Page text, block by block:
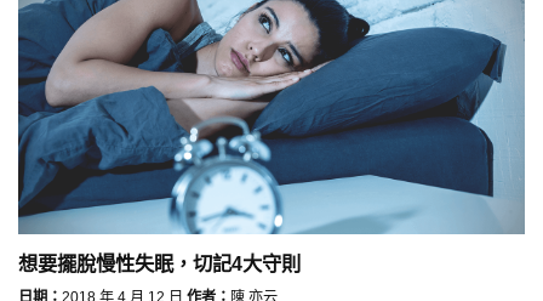
想要擺脫慢性失眠，切記4大守則
日期： 2018 年 4 月 12 日 作者： 陳 亦云